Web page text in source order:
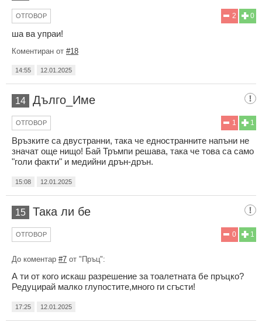
0
2
ОТГОВОР
ша ва упраи!
Коментиран от #18
14:55 12.01.2025
14 Дълго_Име
1
1
ОТГОВОР
Връзките са двустранни, така че едностранните напъни не
значат още нищо! Бай Тръмпи решава, така че това са само
"голи факти" и медийни дрън-дрън.
15:08 12.01.2025
15 Така ли бе
1
0
ОТГОВОР
До коментар #7 от "Пръц":
А ти от кого искаш разрешение за тоалетната бе пръцко?
Редуцирай малко глупостите,много ги сгъсти!
17:25 12.01.2025